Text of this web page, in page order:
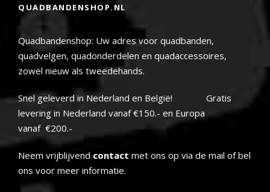
QUADBANDENSHOP.NL
Quadbandenshop: Uw adres voor quadbanden,
quadvelgen, quadonderdelen en quadaccessoires,
zowel nieuw als tweedehands.
Snel geleverd in Nederland en België! Gratis
levering in Nederland vanaf €150.- en Europa
vanaf €200.-
Neem vrijblijvend contact met ons op via de mail of bel
ons voor meer informatie.